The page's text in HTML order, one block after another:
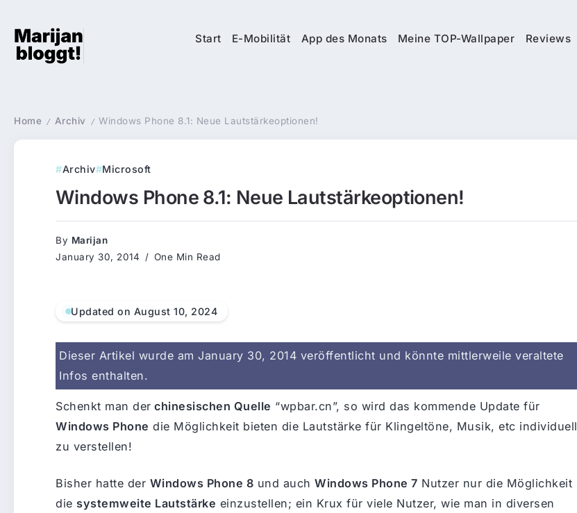
Start E-Mobilität App des Monats Meine TOP-Wallpaper Reviews
Home / Archiv / Windows Phone 8.1: Neue Lautstärkeoptionen!
Archiv Microsoft
Windows Phone 8.1: Neue Lautstärkeoptionen!
By Marijan
January 30, 2014
One Min Read
Updated on August 10, 2024
Dieser Artikel wurde am January 30, 2014 veröffentlicht und könnte mittlerweile veraltete
Infos enthalten.
Schenkt man der chinesischen Quelle “wpbar.cn”, so wird das kommende Update für
Windows Phone die Möglichkeit bieten die Lautstärke für Klingeltöne, Musik, etc individuell
zu verstellen!
Bisher hatte der Windows Phone 8 und auch Windows Phone 7 Nutzer nur die Möglichkeit
die systemweite Lautstärke einzustellen; ein Krux für viele Nutzer, wie man in diversen